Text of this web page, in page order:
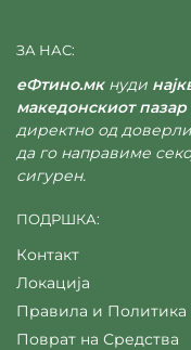
ЗА НАС:
еФтино.мкнуди
македонскиот
директно од
да го направиме
сигурен.
ПОДРШКА:
Контакт
Локација
Правила и Политика
Поврат на Средства